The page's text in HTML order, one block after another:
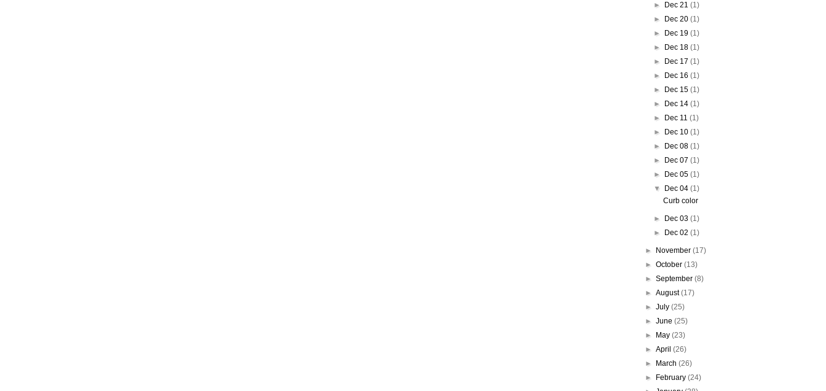
►
Dec 21(1)
►
Dec 20(1)
►
Dec 19(1)
►
Dec 18(1)
►
Dec 17(1)
►
Dec 16(1)
►
Dec 15(1)
►
Dec 14(1)
►
Dec 11(1)
►
Dec 10(1)
►
Dec 08(1)
►
Dec 07(1)
►
Dec 05(1)
▼
Dec 04(1)
Curb color
► Dec 03(1)
►
Dec 02(1)
► November (17)
► October (13)
► September (8)
► August(17)
► July (25)
► June (25)
►
May (23)
► April (26)
►
March (26)
►
February (24)